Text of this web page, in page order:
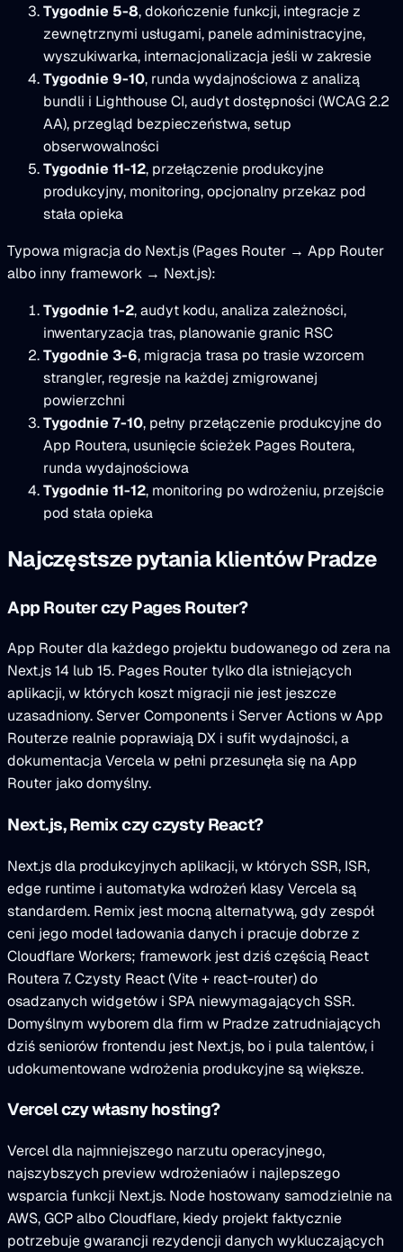
Tygodnie 5-8, dokończenie funkcji, integracje z
zewnętrznymi usługami, panele administracyjne,
wyszukiwarka, internacjonalizacja jeśli w zakresie
Tygodnie 9-10, runda wydajnościowa z analizą
bundli i Lighthouse CI, audyt dostępności (WCAG 2.2
AA), przegląd bezpieczeństwa, setup
obserwowalności
Tygodnie 11-12, przełączenie produkcyjne
produkcyjny, monitoring, opcjonalny przekaz pod
stała opieka
Typowa migracja do Next.js (Pages Router → App Router
albo inny framework → Next.js):
Tygodnie 1-2, audyt kodu, analiza zależności,
inwentaryzacja tras, planowanie granic RSC
Tygodnie 3-6, migracja trasa po trasie wzorcem
strangler, regresje na każdej zmigrowanej
powierzchni
Tygodnie 7-10, pełny przełączenie produkcyjne do
App Routera, usunięcie ścieżek Pages Routera,
runda wydajnościowa
Tygodnie 11-12, monitoring po wdrożeniu, przejście
pod stała opieka
Najczęstsze pytania klientów Pradze
App Router czy Pages Router?
App Router dla każdego projektu budowanego od zera na
Next.js 14 lub 15. Pages Router tylko dla istniejących
aplikacji, w których koszt migracji nie jest jeszcze
uzasadniony. Server Components i Server Actions w App
Routerze realnie poprawiają DX i sufit wydajności, a
dokumentacja Vercela w pełni przesunęła się na App
Router jako domyślny.
Next.js, Remix czy czysty React?
Next.js dla produkcyjnych aplikacji, w których SSR, ISR,
edge runtime i automatyka wdrożeń klasy Vercela są
standardem. Remix jest mocną alternatywą, gdy zespół
ceni jego model ładowania danych i pracuje dobrze z
Cloudflare Workers; framework jest dziś częścią React
Routera 7. Czysty React (Vite + react-router) do
osadzanych widgetów i SPA niewymagających SSR.
Domyślnym wyborem dla firm w Pradze zatrudniających
dziś seniorów frontendu jest Next.js, bo i pula talentów, i
udokumentowane wdrożenia produkcyjne są większe.
Vercel czy własny hosting?
Vercel dla najmniejszego narzutu operacyjnego,
najszybszych preview wdrożeniaów i najlepszego
wsparcia funkcji Next.js. Node hostowany samodzielnie na
AWS, GCP albo Cloudflare, kiedy projekt faktycznie
potrzebuje gwarancji rezydencji danych wykluczających